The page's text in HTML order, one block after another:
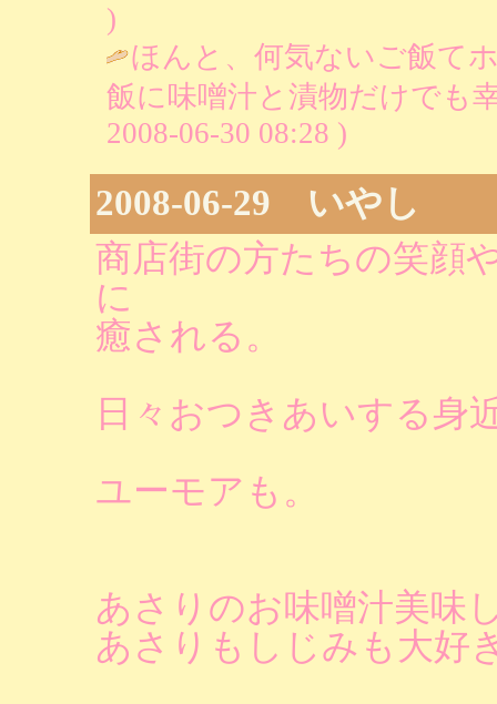
)
ほんと、何気ないご飯て
飯に味噌汁と漬物だけでも
2008-06-30 08:28 )
2008-06-29 いやし
商店街の方たちの笑顔
に
癒される。
日々おつきあいする身
ユーモアも。
あさりのお味噌汁美味
あさりもしじみも大好